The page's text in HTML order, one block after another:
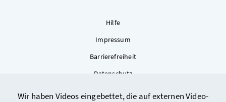
Wir haben Videos eingebettet, die auf externen Video-
Hilfe
Impressum
Barrierefreiheit
Datenschutz